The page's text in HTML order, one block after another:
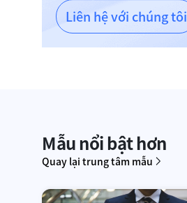
Liên hệ với chúng tôi
Mẫu nổi bật hơn
Quay lại trung tâm mẫu